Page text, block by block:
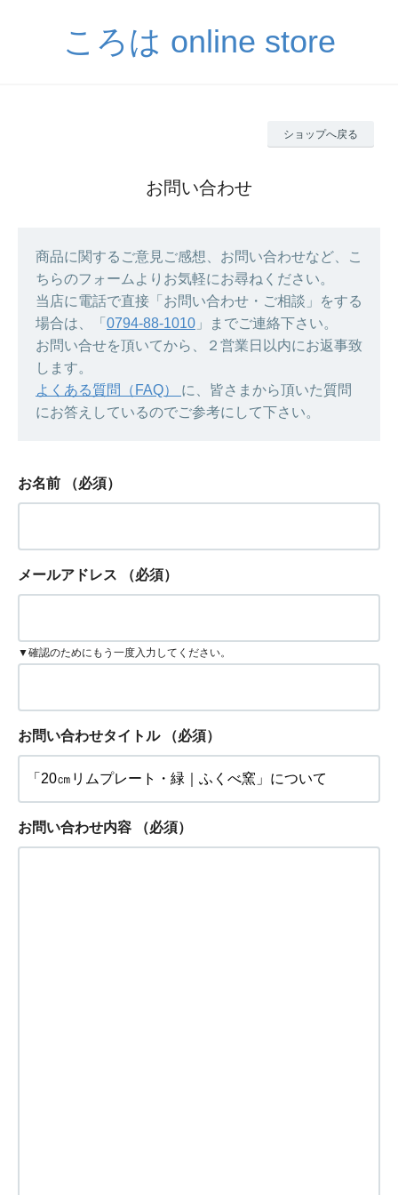
ころは online store
ショップへ戻る
お問い合わせ
商品に関するご意見ご感想、お問い合わせなど、こ
ちらのフォームよりお気軽にお尋ねください。
当店に電話で直接「お問い合わせ・ご相談」をする
場合は、「 0794-88-1010 」までご連絡下さい。
お問い合せを頂いてから、２営業日以内にお返事致
します。
よくある質問（FAQ） に、皆さまから頂いた質問
にお答えしているのでご参考にして下さい。
お名前 （必須）
メールアドレス （必須）
▼確認のためにもう一度入力してください。
お問い合わせタイトル （必須）
お問い合わせ内容 （必須）